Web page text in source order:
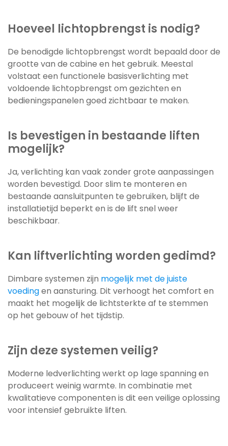
Hoeveel lichtopbrengst is nodig?
De benodigde lichtopbrengst wordt bepaald door de
grootte van de cabine en het gebruik. Meestal
volstaat een functionele basisverlichting met
voldoende lichtopbrengst om gezichten en
bedieningspanelen goed zichtbaar te maken.
Is bevestigen in bestaande liften
mogelijk?
Ja, verlichting kan vaak zonder grote aanpassingen
worden bevestigd. Door slim te monteren en
bestaande aansluitpunten te gebruiken, blijft de
installatietijd beperkt en is de lift snel weer
beschikbaar.
Kan liftverlichting worden gedimd?
Dimbare systemen zijn mogelijk met de juiste
voedingen aansturing. Dit verhoogt het comfort en
maakt het mogelijk de lichtsterkte af te stemmen
op het gebouw of het tijdstip.
Zijn deze systemen veilig?
Moderne ledverlichting werkt op lage spanning en
produceert weinig warmte. In combinatie met
kwalitatieve componenten is dit een veilige oplossing
voor intensief gebruikte liften.